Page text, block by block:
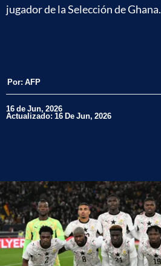
jugador de la Selección de Ghana.
Por: AFP
16 de Jun, 2026
Actualizado: 16 De Jun, 2026